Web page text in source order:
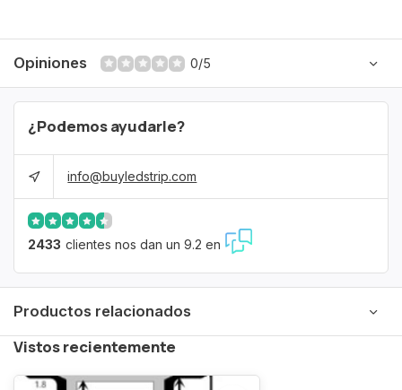
Opiniones 0/5
¿Podemos ayudarle?
info@buyledstrip.com
2433 clientes nos dan un 9.2 en
Productos relacionados
Vistos recientemente